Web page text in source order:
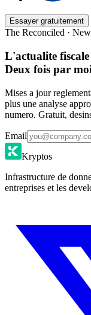
Essayer gratuitement
The Reconciled ·
L'actualite
Deux fois par
Mises a jour
plus une analyse
numero. Gratuit,
Email
Kryptos
Infrastructure de
entreprises et les